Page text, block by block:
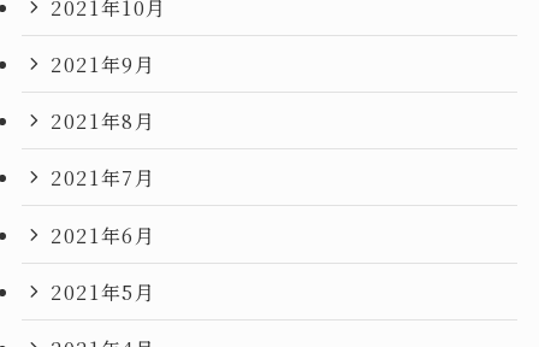
2021年10月
2021年9月
2021年8月
2021年7月
2021年6月
2021年5月